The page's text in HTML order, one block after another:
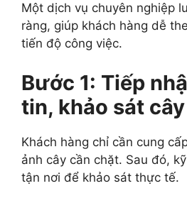
Một dịch vụ chuyên nghiệp
ràng, giúp khách hàng dễ
tiến độ công việc.
Bước 1: Tiếp
tin, khảo sát cây
Khách hàng chỉ cần cung
ảnh cây cần chặt. Sau đó,
tận nơi để khảo sát thực tế.